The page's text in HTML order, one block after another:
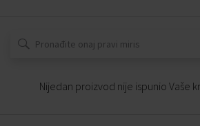
Nijedan proizvod nije ispunio Vaše